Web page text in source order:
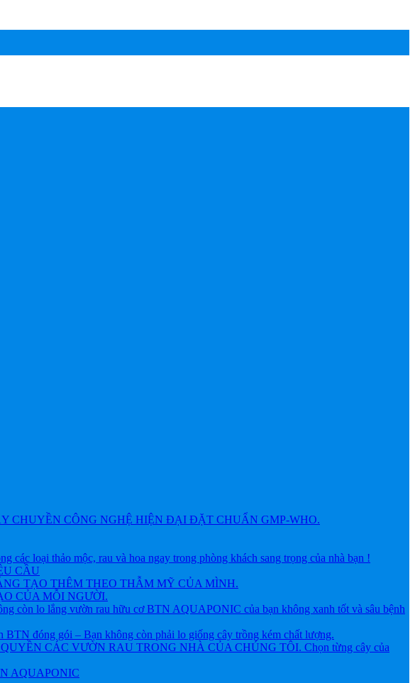
CHUYỀN CÔNG NGHỆ HIỆN ĐẠI ĐẶT CHUẨN GMP-WHO.
loại thảo mộc, rau và hoa ngay trong phòng khách sang trọng của nhà bạn !
CẦU
TẠO THÊM THEO THẪM MỸ CỦA MÌNH.
CỦA MỖI NGƯỜI.
lo lắng vườn rau hữu cơ BTN AQUAPONIC của bạn không xanh tốt và sâu bệnh
đóng gói – Bạn không còn phải lo giống cây trồng kém chất lượng.
CÁC VƯỜN RAU TRONG NHÀ CỦA CHÚNG TÔI. Chọn từng cây của
AQUAPONIC